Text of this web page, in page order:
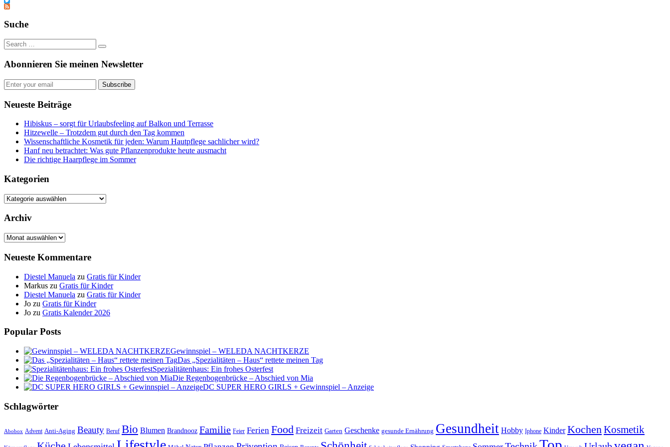
Twitter
Feed
Suche
Abonnieren Sie meinen Newsletter
Subscribe
Neueste Beiträge
Hibiskus – sorgt für Urlaubsfeeling auf Balkon und Terrasse
Hitzewelle – Trotzdem gut durch den Tag kommen
Wissenschaftliche Kosmetik für jeden: Warum Hautpflege sachlicher wird?
Hanf neu betrachtet: Was gute Pflanzenprodukte heute ausmacht
Die richtige Haarpflege im Sommer
Kategorien
Kategorien
Archiv
Archiv
Neueste Kommentare
Diestel Manuela zu Gratis für Kinder
Markus zu Gratis für Kinder
Diestel Manuela zu Gratis für Kinder
Jo zu Gratis für Kinder
Jo zu Gratis Kalender 2026
Popular Posts
Gewinnspiel – WELEDA NACHTKERZE
Das „Spezialitäten – Haus“ rettete meinen Tag
Spezialitätenhaus: Ein frohes Osterfest
Die Regenbogenbrücke – Abschied von Mia
DC SUPER HERO GIRLS + Gewinnspiel – Anzeige
Schlagwörter
Abobox Advent Anti-Aging Beauty Beruf Bio Blumen Brandnooz Familie Feier Ferien Food Freizeit Garten Geschenke gesunde Ernährung Gesundheit Hobby Iphone Kinder KochenKosmetik